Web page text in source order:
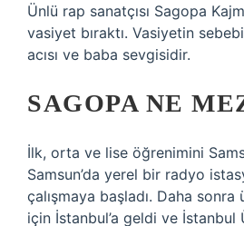
Ünlü rap sanatçısı Sagopa
vasiyet bıraktı. Vasiyetin
acısı ve baba sevgisidir.
SAGOPA NE
İlk, orta ve lise öğrenimini
Samsun’da yerel bir radyo
çalışmaya başladı. Daha
için İstanbul’a geldi ve İstanbul